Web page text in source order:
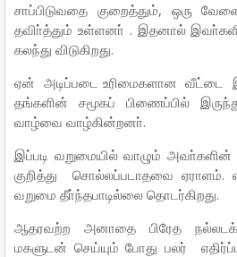
சாப்பிடுவதை குறைத்தும், ஒரு
தவிா்த்தும் உள்ளனா் . இதனால்
கலந்து விடுகிறது.
ஏன் அடிப்படை உரிமைகளான வீட்டை
தங்களின் சமூகப் பிணைப்பில்
வாழ்வை வாழ்கின்றனா்.
இப்படி வறுமையில் வாழும்
குறித்து சொல்லப்படாதவை ஏராளம்.
வறுமை தீா்ந்தபாடில்லை தொடர்கிறது.
ஆதரவற்ற அனாதை பிரேத
மகளுடன் செய்யும் போது பலர்